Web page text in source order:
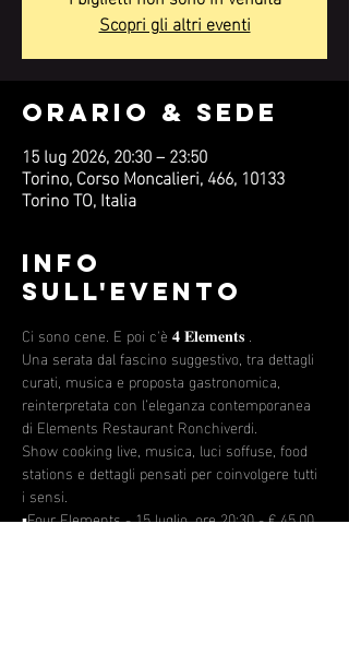
Scopri gli altri eventi
Orario & Sede
15 lug 2026, 20:30 – 23:50
Torino, Corso Moncalieri, 466, 10133
Torino TO, Italia
Info
sull'evento
Ci sono cene. E poi c'è 𝟒 𝐄𝐥𝐞𝐦𝐞𝐧𝐭𝐬 .
Una serata dal fascino suggestivo, tra dettagli
curati, musica e proposta gastronomica,
reinterpretata con l’eleganza contemporanea
di Elements Restaurant Ronchiverdi.
Show cooking live, musica, luci soffuse, food
stations e dettagli pensati per coinvolgere tutti
i sensi.
▪️Four Elements - 15 luglio, ore 20:30 - € 45,00